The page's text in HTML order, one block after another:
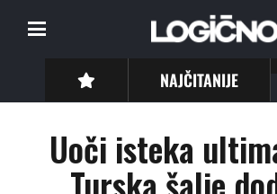
NAJČITANIJE
Uoči isteka